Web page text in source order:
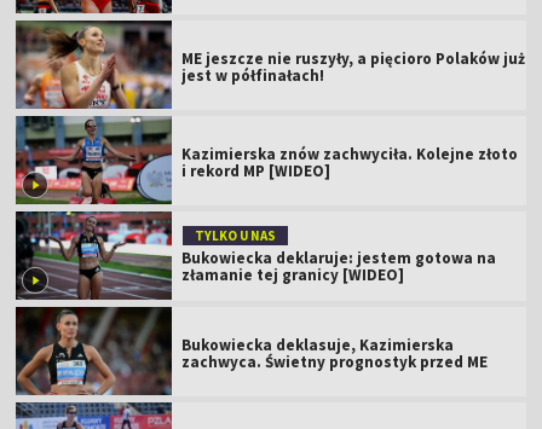
ME jeszcze nie ruszyły, a pięcioro Polaków już
jest w półfinałach!
Kazimierska znów zachwyciła. Kolejne złoto
i rekord MP [WIDEO]
TYLKO U NAS
Bukowiecka deklaruje: jestem gotowa na
złamanie tej granicy [WIDEO]
Bukowiecka deklasuje, Kazimierska
zachwyca. Świetny prognostyk przed ME